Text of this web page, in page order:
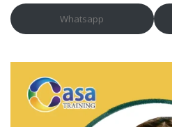
Whatsapp